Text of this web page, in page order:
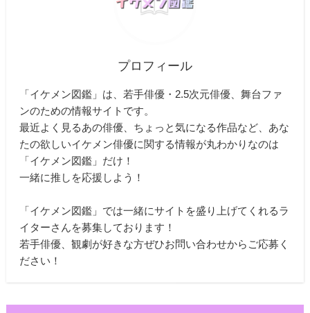
プロフィール
「イケメン図鑑」は、若手俳優・2.5次元俳優、舞台ファ
ンのための情報サイトです。
最近よく見るあの俳優、ちょっと気になる作品など、あな
たの欲しいイケメン俳優に関する情報が丸わかりなのは
「イケメン図鑑」だけ！
一緒に推しを応援しよう！
「イケメン図鑑」では一緒にサイトを盛り上げてくれるラ
イターさんを募集しております！
若手俳優、観劇が好きな方ぜひお問い合わせからご応募く
ださい！